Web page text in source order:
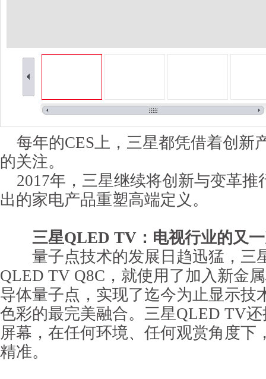
每年的CES上，三星都凭借着创新
的关注。
2017年，三星继续将创新与变革推
出的家电产品重塑高端定义。
三星QLED TV：电视行业的又
量子点技术的发展日趋迅猛，三
QLED TV Q8C，就使用了加入新金
导体量子点，实现了迄今为止显示技
色彩的最完美融合。三星QLED TV
屏幕，在任何环境、任何观赏角度下
精准。